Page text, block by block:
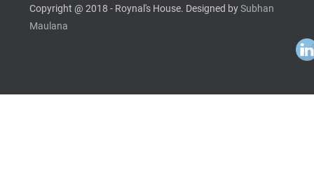
Copyright @ 2018 - Roynal's House. Designed bySubhan
Maulana